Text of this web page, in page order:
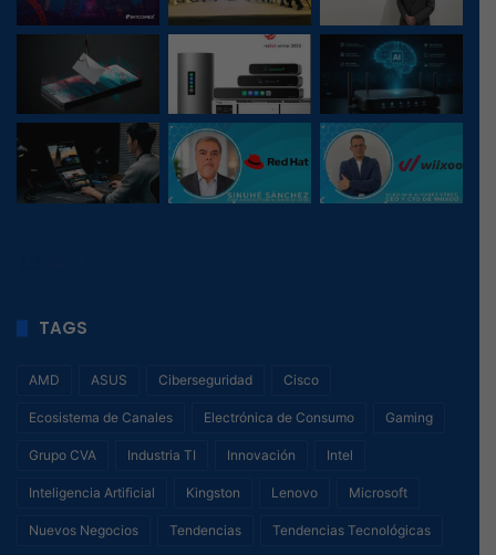
TAGS
AMD ASUS Ciberseguridad Cisco
Ecosistema de Canales Electrónica de Consumo Gaming
Grupo CVA Industria TI Innovación Intel
Inteligencia Artificial Kingston Lenovo Microsoft
Nuevos Negocios Tendencias Tendencias Tecnológicas